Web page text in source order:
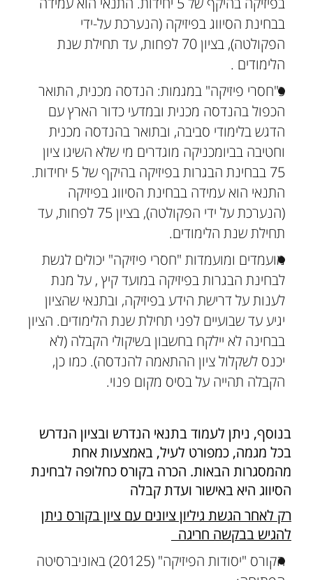
בבחינת הסיווג בפיזיקה (הנערכת על-ידי
הפקולטה), בציון 70 לפחות, עד תחילת שנת
הלימודים .
כ"חסרי פיזיקה" במגמות: הנדסה מכנית, התואר
הכפול בהנדסה מכנית ובמדעי כדור הארץ עם
הדגש בלימודי סביבה, ובתואר בהנדסה מכנית
וחטיבה בביומכניקה מוגדרים מי שלא השיגו ציון
75 בבחינת הבגרות בפיזיקה בהיקף של 5 יחידות.
התנאי הוא עמידה בבחינת הסיווג בפיזיקה
(הנערכת על ידי הפקולטה), בציון 75 לפחות, עד
תחילת שנת הלימודים.
מועמדים ומועמדות "חסרי פיזיקה" יכולים לגשת
לבחינת הבגרות בפיזיקה במועד קיץ , על מנת
לענות על דרישת הידע בפיזיקה, ובתנאי שהציון
יגיע עד שבועיים לפני תחילת שנת הלימודים. הציון
בבחינה לא יילקח בחשבון בשיקולי הקבלה (לא
יכנס לשקלול ציון ההתאמה להנדסה). כמו כן,
הקבלה תהייה על בסיס מקום פנוי.
בנוסף, ניתן לעמוד בתנאי הנדרש ובציון הנדרש
בכל מגמה, כמפורט לעיל, באמצעות אחת
מהמסגרות הבאות. הכרה בקורס כחלופה לבחינת
הסיווג היא באישור ועדת קבלה
רק לאחר הגשת גיליון ציונים עם ציון בקורס ניתן
להגיש בבקשה חריגה
הקורס "יסודות הפיזיקה" (20125) באוניברסיטה